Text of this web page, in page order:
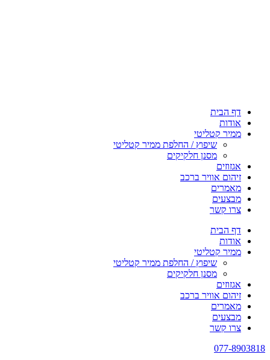
דף הבית
אודות
ממיר קטליטי
שיפוץ / החלפת ממיר קטליטי
מסנן חלקיקים
אגזוזים
זיהום אוויר ברכב
מאמרים
מבצעים
צרו קשר
דף הבית
אודות
ממיר קטליטי
שיפוץ / החלפת ממיר קטליטי
מסנן חלקיקים
אגזוזים
זיהום אוויר ברכב
מאמרים
מבצעים
צרו קשר
077-8903818